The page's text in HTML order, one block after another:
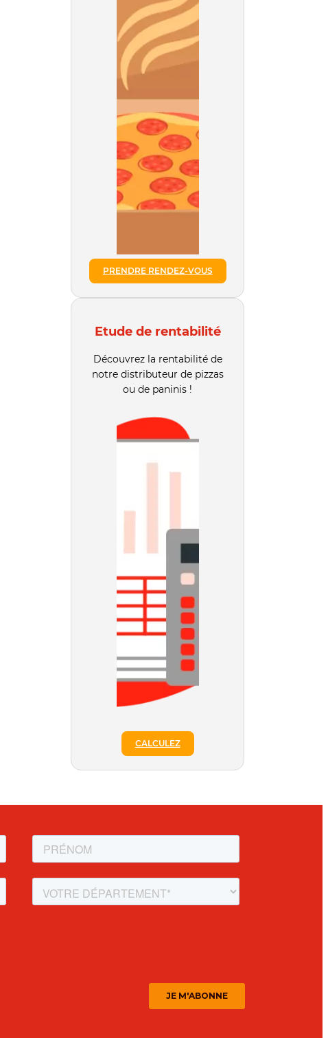
PRENDRE RENDEZ-VOUS
Etude de rentabilité
Découvrez la rentabilité de
notre distributeur de pizzas
ou de paninis !
CALCULEZ